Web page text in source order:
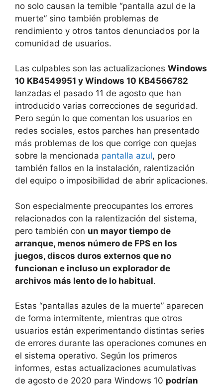
no solo causan la temible “pantalla azul de la
muerte” sino también problemas de
rendimiento y otros tantos denunciados por la
comunidad de usuarios.
Las culpables son las actualizaciones Windows
10 KB4549951 y Windows 10 KB4566782
lanzadas el pasado 11 de agosto que han
introducido varias correcciones de seguridad.
Pero según lo que comentan los usuarios en
redes sociales, estos parches han presentado
más problemas de los que corrige con quejas
sobre la mencionada pantalla azul, pero
también fallos en la instalación, ralentización
del equipo o imposibilidad de abrir aplicaciones.
Son especialmente preocupantes los errores
relacionados con la ralentización del sistema,
pero también con un mayor tiempo de
arranque, menos número de FPS en los
juegos, discos duros externos que no
funcionan e incluso un explorador de
archivos más lento de lo habitual.
Estas “pantallas azules de la muerte” aparecen
de forma intermitente, mientras que otros
usuarios están experimentando distintas series
de errores durante las operaciones comunes en
el sistema operativo. Según los primeros
informes, estas actualizaciones acumulativas
de agosto de 2020 para Windows 10 podrían